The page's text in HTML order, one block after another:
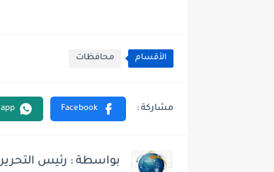
الأقسام محافظات
بواسطة : رئيس التحرير